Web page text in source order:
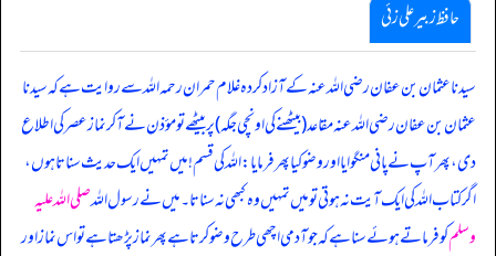
حافظ زبیر علی زئی
سیدنا عثمان بن عفان رضی اللہ عنہ کے آزاد کردہ غلام حمران رحمہ اللہ سے روایت ہے کہ سیدنا
عثمان بن عفان رضی اللہ عنہ مقاعد (بیٹھنے کی اونچی جگہ) پر بیٹھے تو مؤذن نے آ کر نماز عصر کی اطلاع
دی، پھر آپ نے پانی منگوایا اور وضو کیا پھر فرمایا: اللہ کی قسم! میں تمہیں ایک حدیث سناتا ہوں،
اگر کتاب اللہ کی ایک آیت نہ ہوتی تو میں تمہیں وہ کبھی نہ سناتا۔ میں نے رسول اللہصلی اللہ علیہ
وسلمکو فرماتے ہوئے سنا ہے کہ جو آدمی اچھی طرح وضو کرتا ہے پھر نماز پڑھتا ہے تو اس نماز اور